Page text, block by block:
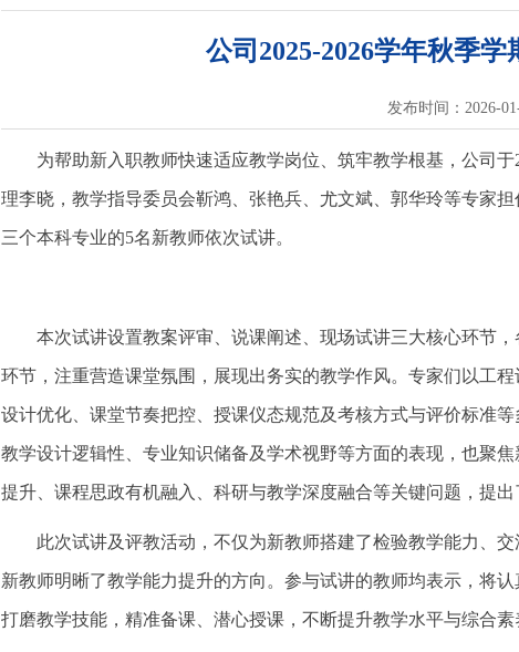
公司2025-2026学年秋季
发布时间：2026-
为帮助新入职教师快速适应教学岗位、筑牢教学根基，公司
理李晓，教学指导委员会靳鸿、张艳兵、尤文斌、郭华玲等专家
三个本科专业的5名新教师依次试讲。
本次试讲设置教案评审、说课阐述、现场试讲三大核心环节
环节，注重营造课堂氛围，展现出务实的教学作风。专家们以工
设计优化、课堂节奏把控、授课仪态规范及考核方式与评价标准
教学设计逻辑性、专业知识储备及学术视野等方面的表现，也聚
提升、课程思政有机融入、科研与教学深度融合等关键问题，提出
此次试讲及评教活动，不仅为新教师搭建了检验教学能力、
新教师明晰了教学能力提升的方向。参与试讲的教师均表示，将
打磨教学技能，精准备课、潜心授课，不断提升教学水平与综合